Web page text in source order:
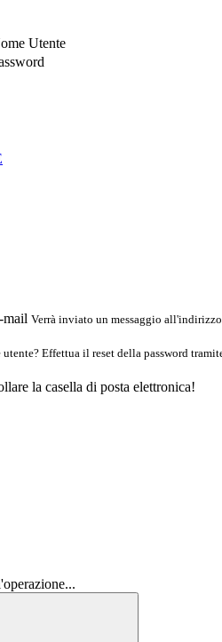
Utente
mail Verrà inviato un messaggio
Effettua il reset della password
la casella di posta elettronica!